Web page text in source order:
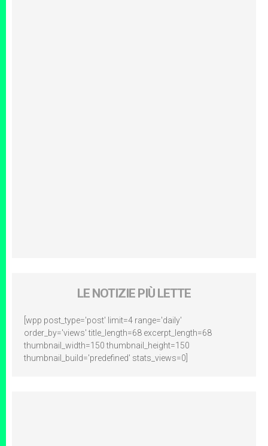
LE NOTIZIE PIÙ LETTE
[wpp post_type='post' limit=4 range='daily'
order_by='views' title_length=68 excerpt_length=68
thumbnail_width=150 thumbnail_height=150
thumbnail_build='predefined' stats_views=0]